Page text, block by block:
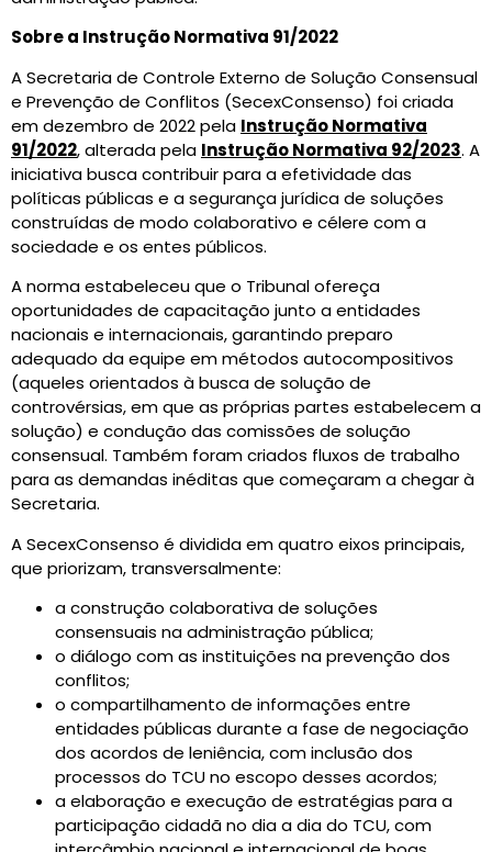
Sobre a Instrução Normativa 91/2022
A Secretaria de Controle Externo de Solução Consensual
e Prevenção de Conflitos (SecexConsenso) foi criada
em dezembro de 2022 pela Instrução Normativa
91/2022, alterada pela Instrução Normativa 92/2023. A
iniciativa busca contribuir para a efetividade das
políticas públicas e a segurança jurídica de soluções
construídas de modo colaborativo e célere com a
sociedade e os entes públicos.
A norma estabeleceu que o Tribunal ofereça
oportunidades de capacitação junto a entidades
nacionais e internacionais, garantindo preparo
adequado da equipe em métodos autocompositivos
(aqueles orientados à busca de solução de
controvérsias, em que as próprias partes estabelecem a
solução) e condução das comissões de solução
consensual. Também foram criados fluxos de trabalho
para as demandas inéditas que começaram a chegar à
Secretaria.
A SecexConsenso é dividida em quatro eixos principais,
que priorizam, transversalmente:
a construção colaborativa de soluções
consensuais na administração pública;
o diálogo com as instituições na prevenção dos
conflitos;
o compartilhamento de informações entre
entidades públicas durante a fase de negociação
dos acordos de leniência, com inclusão dos
processos do TCU no escopo desses acordos;
a elaboração e execução de estratégias para a
participação cidadã no dia a dia do TCU, com